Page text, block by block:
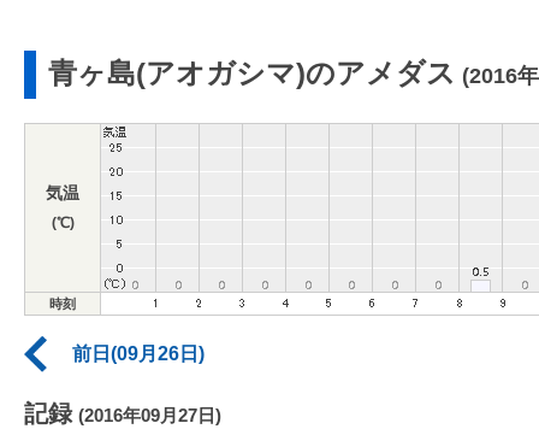
青ヶ島(アオガシマ)のアメダス (2016
気温
(℃)
時刻
前日(09月26日)
記録 (2016年09月27日)